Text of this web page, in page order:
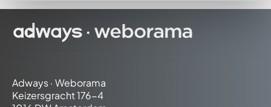
Adways · Weborama
Keizersgracht 176-4